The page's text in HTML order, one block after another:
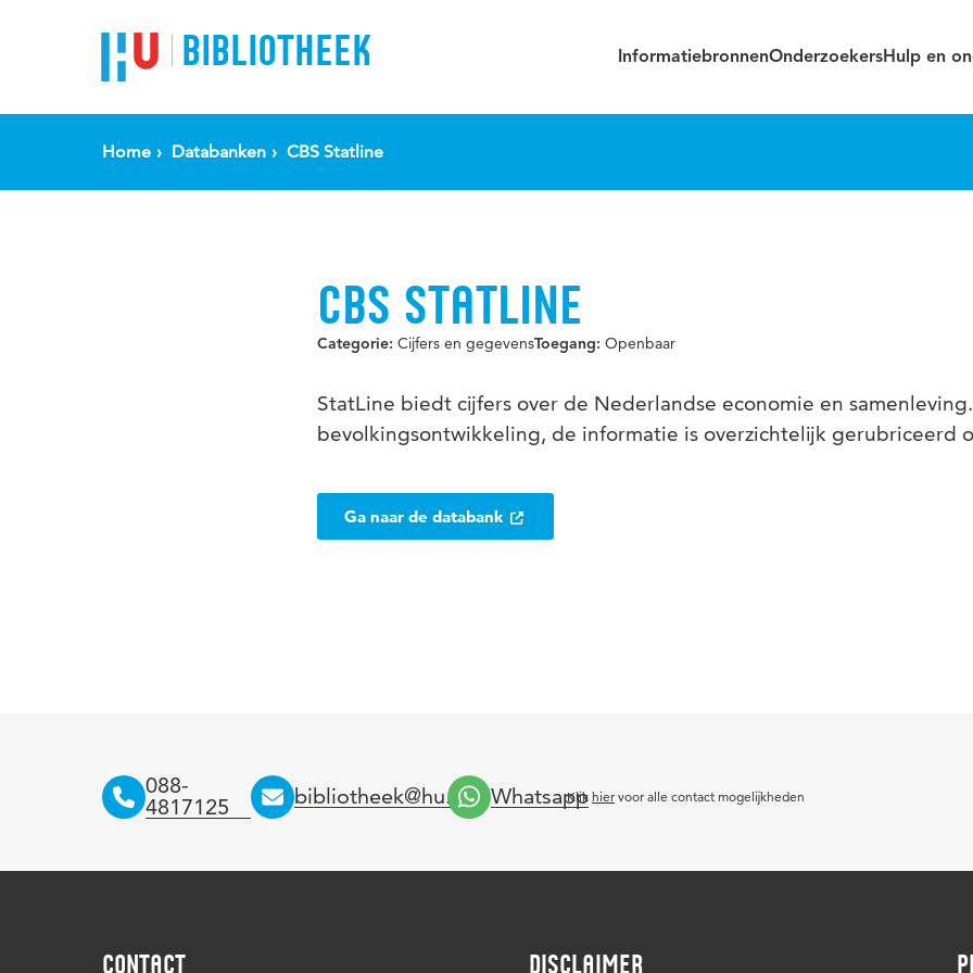
BIBLIOTHEEK InformatiebronnenOnderzoekersHulp en
Home Databanken CBS Statline
CBS STATLINE
Categorie: Cijfers en gegevensToegang: Openbaar
StatLine biedt cijfers over de Nederlandse economie en
bevolkingsontwikkeling, de informatie is overzichtelijk gerubriceerd
Ga naar de databank
088-
4817125
bibliotheek@hu.nl Whatsapp
Klik hier voor alle contact mogelijkheden
CONTACT DISCLAIMER